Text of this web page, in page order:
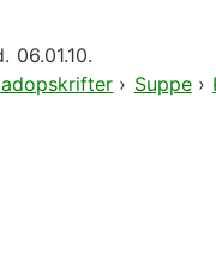
06.01.10.
› Suppe›